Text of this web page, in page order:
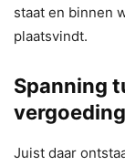
staat en binnen
plaatsvindt.
Spanning
vergoeding
Juist daar